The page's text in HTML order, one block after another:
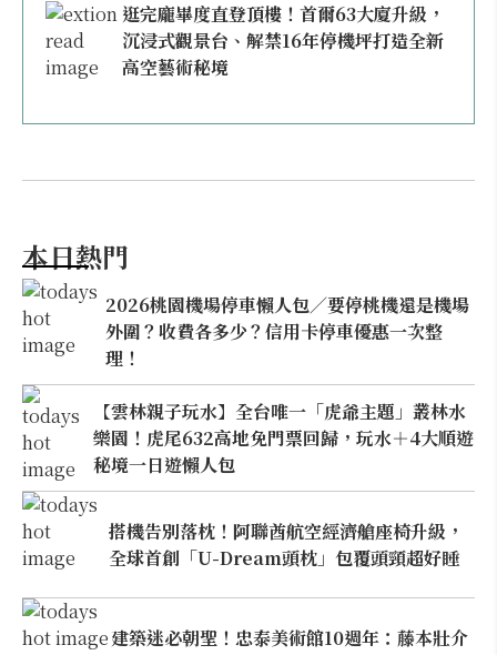
逛完龐畢度直登頂樓！首爾63大廈升級，
沉浸式觀景台、解禁16年停機坪打造全新
高空藝術秘境
本日熱門
2026桃園機場停車懶人包／要停桃機還是機場
外圍？收費各多少？信用卡停車優惠一次整
理！
【雲林親子玩水】全台唯一「虎爺主題」叢林水
樂園！虎尾632高地免門票回歸，玩水＋4大順遊
秘境一日遊懶人包
搭機告別落枕！阿聯酋航空經濟艙座椅升級，
全球首創「U-Dream頭枕」包覆頭頸超好睡
建築迷必朝聖！忠泰美術館10週年：藤本壯介